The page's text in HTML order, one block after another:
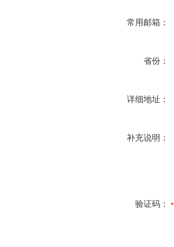
常用邮箱：
省份：
详细地址：
补充说明：
验证码：